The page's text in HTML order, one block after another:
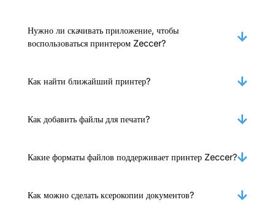
Нужно ли скачивать приложение, чтобы
воспользоваться принтером Zeccer?
Как найти ближайший принтер?
Как добавить файлы для печати?
Какие форматы файлов поддерживает принтер Zeccer?
Как можно сделать ксерокопии документов?